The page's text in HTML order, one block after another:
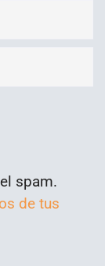
spam.
de tus